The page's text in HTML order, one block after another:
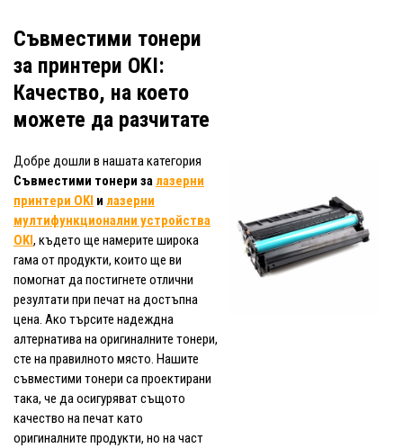
Съвместими тонери
за принтери OKI:
Качество, на което
можете да разчитате
Добре дошли в нашата категория
Съвместими тонери за лазерни
принтери OKI и лазерни
мултифункционални устройства
OKI, където ще намерите широка
гама от продукти, които ще ви
помогнат да постигнете отлични
резултати при печат на достъпна
цена. Ако търсите надеждна
алтернатива на оригиналните тонери,
сте на правилното място. Нашите
съвместими тонери са проектирани
така, че да осигуряват същото
качество на печат като
оригиналните продукти, но на част